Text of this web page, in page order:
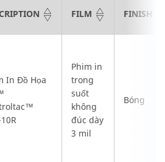
FILM FINISH
In Đồ Họa
Phim in
trong
suốt
không
đúc dày
3 mil
Bóng